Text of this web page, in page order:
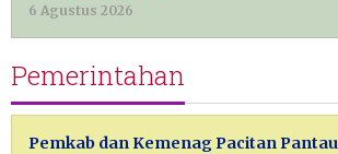
6 Agustus 2026
Pemerintahan
Pemkab dan Kemenag Pacitan Pantau